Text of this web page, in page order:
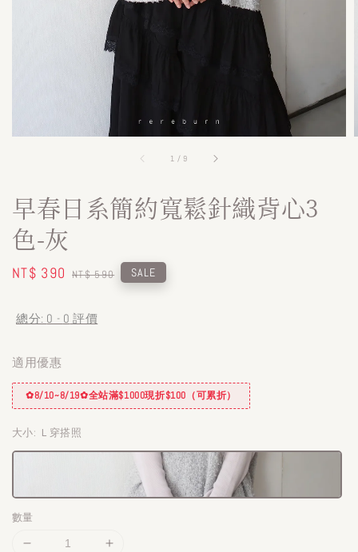
1 / 9
早春日系簡約寬鬆針織背心3
色-灰
Sale
NT$ 390 Regular
NT$ 590 SALE
總分: 0 - 0 評價
適用優惠
✿8/10~8/19✿全站滿$1000現折$100（可累折）
大小: Ｌ穿搭照
數量